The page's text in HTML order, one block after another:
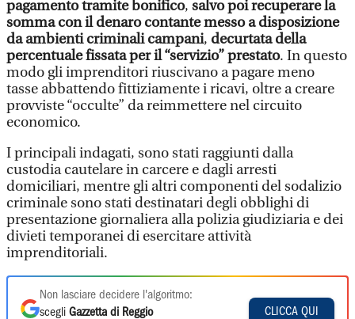
pagamento tramite bonifico, salvo poi recuperare la
somma con il denaro contante messo a disposizione
da ambienti criminali campani, decurtata della
percentuale fissata per il “servizio” prestato. In questo
modo gli imprenditori riuscivano a pagare meno
tasse abbattendo fittiziamente i ricavi, oltre a creare
provviste “occulte” da reimmettere nel circuito
economico.
I principali indagati, sono stati raggiunti dalla
custodia cautelare in carcere e dagli arresti
domiciliari, mentre gli altri componenti del sodalizio
criminale sono stati destinatari degli obblighi di
presentazione giornaliera alla polizia giudiziaria e dei
divieti temporanei di esercitare attività
imprenditoriali.
Non lasciare decidere l'algoritmo:
scegli Gazzetta di Reggio
CLICCA QUI